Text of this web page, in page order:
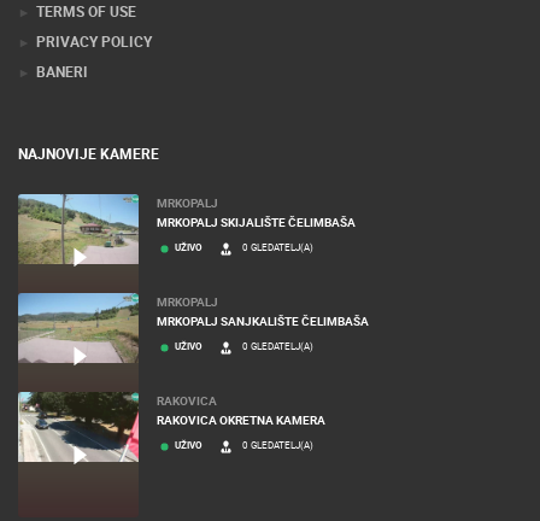
TERMS OF USE
PRIVACY POLICY
BANERI
NAJNOVIJE KAMERE
MRKOPALJ
MRKOPALJ SKIJALIŠTE ČELIMBAŠA
UŽIVO 0 GLEDATELJ(A)
MRKOPALJ
MRKOPALJ SANJKALIŠTE ČELIMBAŠA
UŽIVO 0 GLEDATELJ(A)
RAKOVICA
RAKOVICA OKRETNA KAMERA
UŽIVO 0 GLEDATELJ(A)